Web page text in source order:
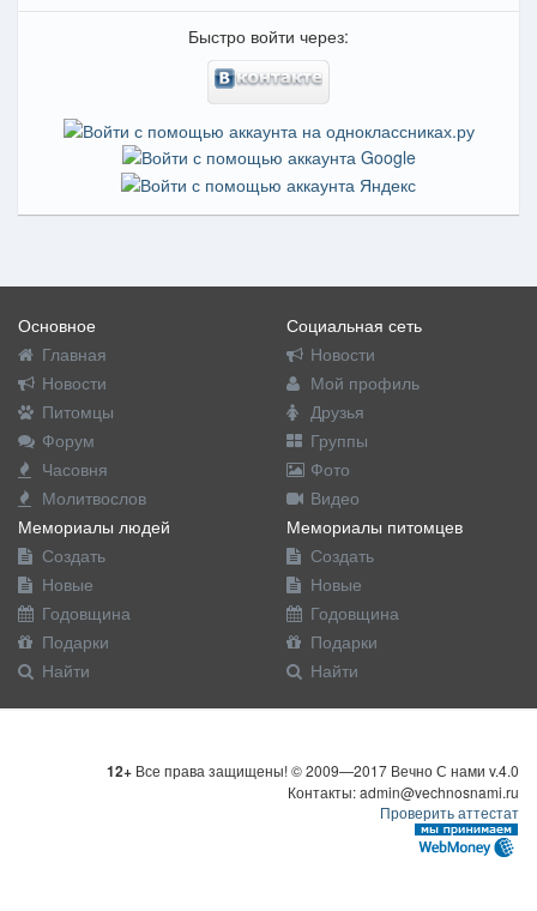
Быстро войти через:
Основное
Главная
Новости
Питомцы
Форум
Часовня
Молитвослов
Социальная сеть
Новости
Мой профиль
Друзья
Группы
Фото
Видео
Мемориалы людей
Создать
Новые
Годовщина
Подарки
Найти
Мемориалы питомцев
Создать
Новые
Годовщина
Подарки
Найти
12+ Все права защищены! © 2009—2017 Вечно С нами v.4.0
Контакты: admin@vechnosnami.ru
Проверить аттестат